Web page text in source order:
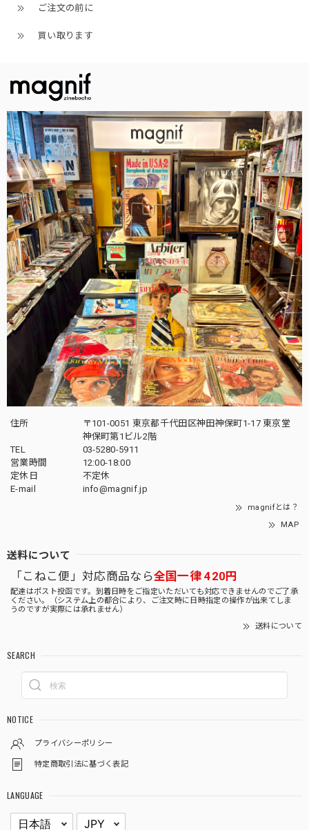
ご注文の前に
買い取ります
住所
〒101-0051 東京都千代田区神田神保町1-17 東京堂
神保町第1ビル2階
TEL
03-5280-5911
営業時間
12:00-18:00
定休日
不定休
E-mail
info@magnif.jp
magnifとは？
MAP
送料について
「こねこ便」対応商品なら全国一律 420円
配達はポスト投函です。到着日時をご指定いただいても対応できませんのでご了承
ください。（システム上の都合により、ご注文時に日時指定の操作が出来てしま
うのですが実際には承れません）
送料について
SEARCH
NOTICE
プライバシーポリシー
特定商取引法に基づく表記
LANGUAGE